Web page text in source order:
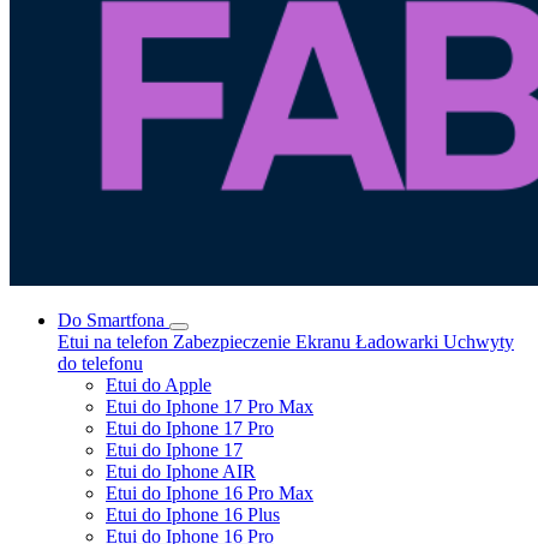
Do Smartfona
Etui na telefon Zabezpieczenie Ekranu Ładowarki Uchwyty
do telefonu
Etui do Apple
Etui do Iphone 17 Pro Max
Etui do Iphone 17 Pro
Etui do Iphone 17
Etui do Iphone AIR
Etui do Iphone 16 Pro Max
Etui do Iphone 16 Plus
Etui do Iphone 16 Pro